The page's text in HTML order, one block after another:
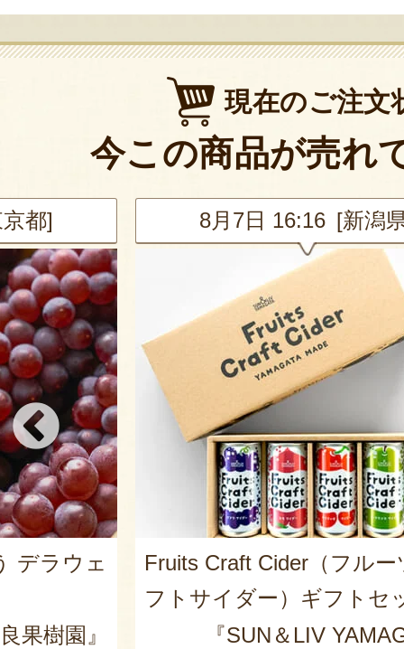
現在のご注文
今この商品が売れ
県]
ーツクラ
』
8月7日 16:14 [埼玉
山形県産 尾花沢スイカ 大
皇ザ・スウィート」
『ARCO